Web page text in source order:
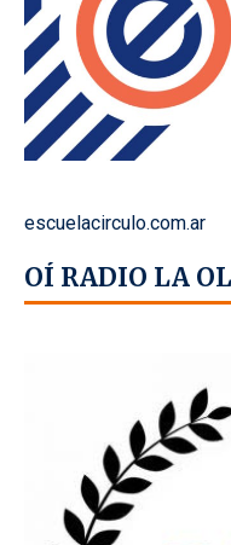
escuelacirculo.com.ar
OÍ RADIO LA